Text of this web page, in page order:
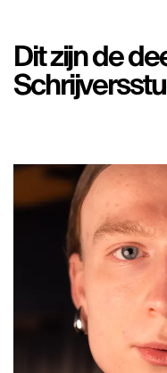
Dit zijn de